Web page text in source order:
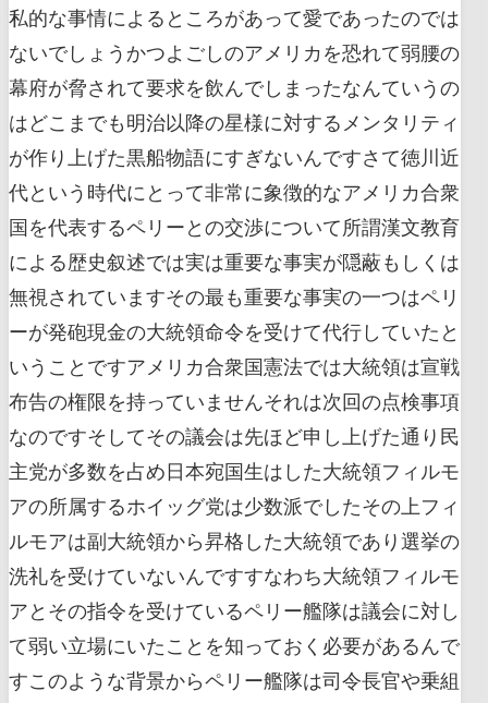
私的な事情によるところがあって愛であったのでは
ないでしょうかつよごしのアメリカを恐れて弱腰の
幕府が脅されて要求を飲んでしまったなんていうの
はどこまでも明治以降の星様に対するメンタリティ
が作り上げた黒船物語にすぎないんですさて徳川近
代という時代にとって非常に象徴的なアメリカ合衆
国を代表するペリーとの交渉について所謂漢文教育
による歴史叙述では実は重要な事実が隠蔽もしくは
無視されていますその最も重要な事実の一つはペリ
ーが発砲現金の大統領命令を受けて代行していたと
いうことですアメリカ合衆国憲法では大統領は宣戦
布告の権限を持っていませんそれは次回の点検事項
なのですそしてその議会は先ほど申し上げた通り民
主党が多数を占め日本宛国生はした大統領フィルモ
アの所属するホイッグ党は少数派でしたその上フィ
ルモアは副大統領から昇格した大統領であり選挙の
洗礼を受けていないんですすなわち大統領フィルモ
アとその指令を受けているペリー艦隊は議会に対し
て弱い立場にいたことを知っておく必要があるんで
すこのような背景からペリー艦隊は司令長官や乗組